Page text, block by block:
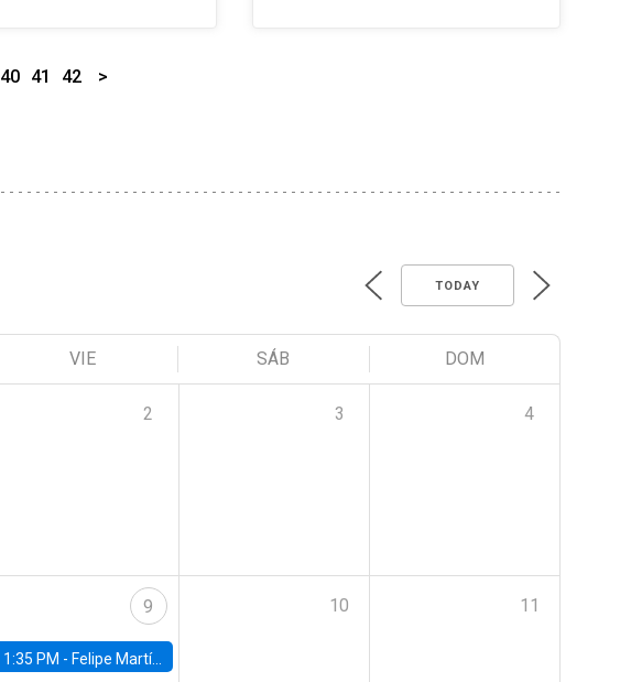
40 41 42 >
TODAY
VIE SÁB DOM
2 3 4
9
1:35 PM - Felipe Martínez, alumno Doctorado en Economía UC
10 11